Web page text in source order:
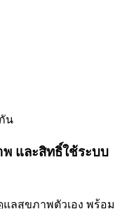
น
พ และสิทธิ์ใช้ระบบ
ลสุขภาพตัวเอง พร้อม